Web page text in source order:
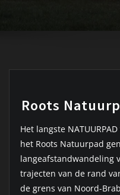
Roots
Het langste
het Roots Natuurpad
langeafstandwandeling
trajecten van de rand
de grens van Noord-